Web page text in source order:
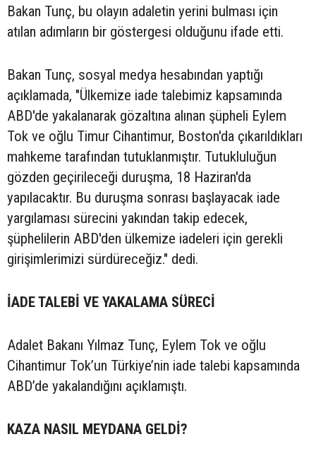
Bakan Tunç, bu olayın adaletin yerini bulması için
atılan adımların bir göstergesi olduğunu ifade etti.
Bakan Tunç, sosyal medya hesabından yaptığı
açıklamada, "Ülkemize iade talebimiz kapsamında
ABD'de yakalanarak gözaltına alınan şüpheli Eylem
Tok ve oğlu Timur Cihantimur, Boston'da çıkarıldıkları
mahkeme tarafından tutuklanmıştır. Tutukluluğun
gözden geçirileceği duruşma, 18 Haziran'da
yapılacaktır. Bu duruşma sonrası başlayacak iade
yargılaması sürecini yakından takip edecek,
şüphelilerin ABD'den ülkemize iadeleri için gerekli
girişimlerimizi sürdüreceğiz." dedi.
İADE TALEBİ VE YAKALAMA SÜRECİ
Adalet Bakanı Yılmaz Tunç, Eylem Tok ve oğlu
Cihantimur Tok’un Türkiye’nin iade talebi kapsamında
ABD’de yakalandığını açıklamıştı.
KAZA NASIL MEYDANA GELDİ?